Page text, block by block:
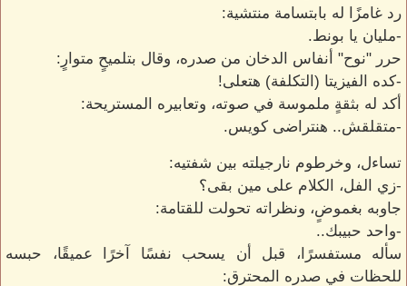
رد غامزًا له بابتسامة منتشية:
-مليان يا بونط.
حرر "نوح" أنفاس الدخان من صدره، وقال بتلميحٍ متوارٍ:
-كده الفيزيتا (التكلفة) هتعلى!
أكد له بثقةٍ ملموسة في صوته، وتعابيره المستريحة:
-متقلقش.. هنتراضى كويس.
تساءل، وخرطوم نارجيلته بين شفتيه:
-زي الفل، الكلام على مين بقى؟
جاوبه بغموضٍ، ونظراته تحولت للقتامة:
-واحد حبيبك..
سأله مستفسرًا، قبل أن يسحب نفسًا آخرًا عميقًا، حبسه
للحظات في صدره المحترق: